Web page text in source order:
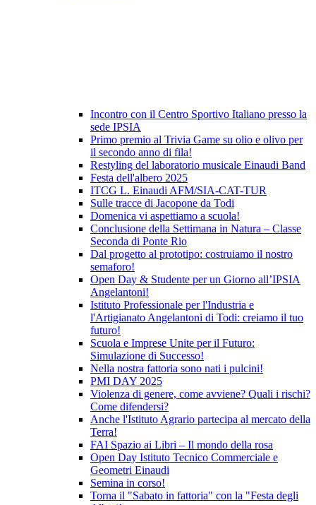
Incontro con il Centro Sportivo Italiano presso la
sede IPSIA
Primo premio al Trivia Game su olio e olivo per
il secondo anno di fila!
Restyling del laboratorio musicale Einaudi Band
Festa dell'albero 2025
ITCG L. Einaudi AFM/SIA-CAT-TUR
Sulle tracce di Jacopone da Todi
Domenica vi aspettiamo a scuola!
Conclusione della Settimana in Natura – Classe
Seconda di Ponte Rio
Dal progetto al prototipo: costruiamo il nostro
semaforo!
Open Day & Studente per un Giorno all’IPSIA
Angelantoni!
Istituto Professionale per l'Industria e
l'Artigianato Angelantoni di Todi: creiamo il tuo
futuro!
Scuola e Imprese Unite per il Futuro:
Simulazione di Successo!
Nella nostra fattoria sono nati i pulcini!
PMI DAY 2025
Violenza di genere, come avviene? Quali i rischi?
Come difendersi?
Anche l'Istituto Agrario partecipa al mercato della
Terra!
FAI Spazio ai Libri – Il mondo della rosa
Open Day Istituto Tecnico Commerciale e
Geometri Einaudi
Semina in corso!
Torna il "Sabato in fattoria" con la "Festa degli